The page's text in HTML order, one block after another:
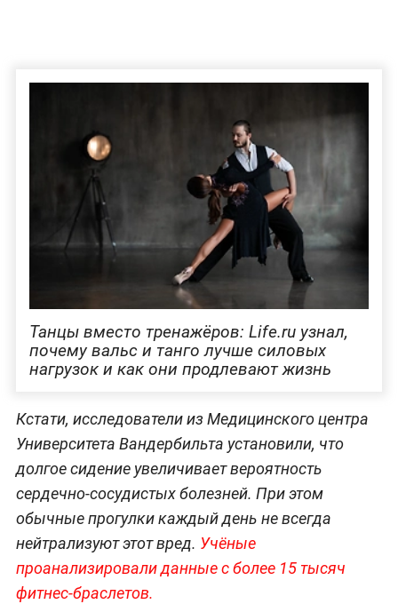
Танцы вместо тренажёров: Life.ru узнал,
почему вальс и танго лучше силовых
нагрузок и как они продлевают жизнь
Кстати, исследователи из Медицинского центра
Университета Вандербильта установили, что
долгое сидение увеличивает вероятность
сердечно-сосудистых болезней. При этом
обычные прогулки каждый день не всегда
нейтрализуют этот вред. Учёные
проанализировали данные с более 15 тысяч
фитнес-браслетов.